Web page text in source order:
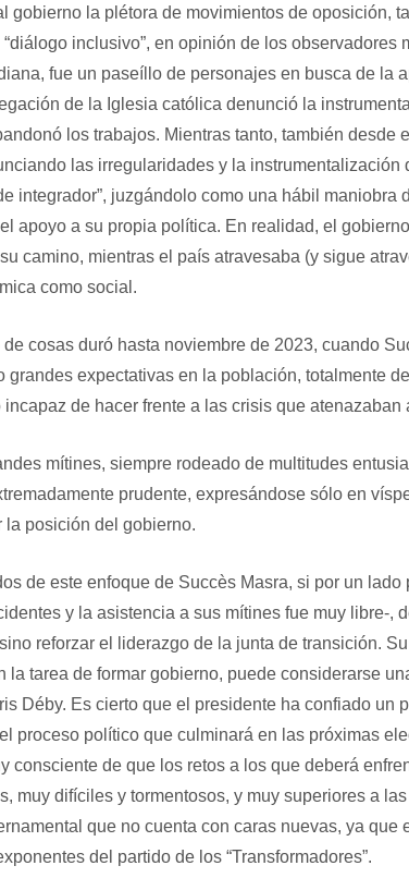
gobierno la plétora de movimientos de oposición,
inclusivo”, en opinión de los observadores
fue un paseíllo de personajes en busca de la
de la Iglesia católica denunció la
los trabajos. Mientras tanto, también desde
las irregularidades y la instrumentalización
integrador”, juzgándolo como una hábil maniobra
apoyo a su propia política. En realidad, el
camino, mientras el país atravesaba (y sigue
como social.
de cosas duró hasta noviembre de 2023, cuando
grandes expectativas en la población, totalmente
incapaz de hacer frente a las crisis que atenazaban
mítines, siempre rodeado de multitudes
prudente, expresándose sólo en
la posición del gobierno.
de este enfoque de Succès Masra, si por un
y la asistencia a sus mítines fue muy libre-,
reforzar el liderazgo de la junta de transición.
la tarea de formar gobierno, puede considerarse
Déby. Es cierto que el presidente ha confiado un
proceso político que culminará en las próximas
consciente de que los retos a los que deberá
muy difíciles y tormentosos, y muy superiores a
que no cuenta con caras nuevas, ya que
del partido de los “Transformadores”.